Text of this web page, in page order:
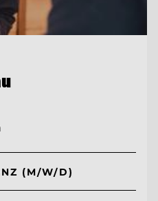
(M/W/D)